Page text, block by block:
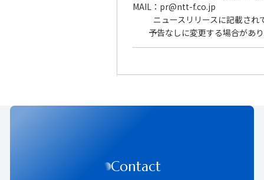
MAIL：pr@ntt-f.co.jp
ニュースリリースに記載さ
予告なしに変更する場合があ
Contact